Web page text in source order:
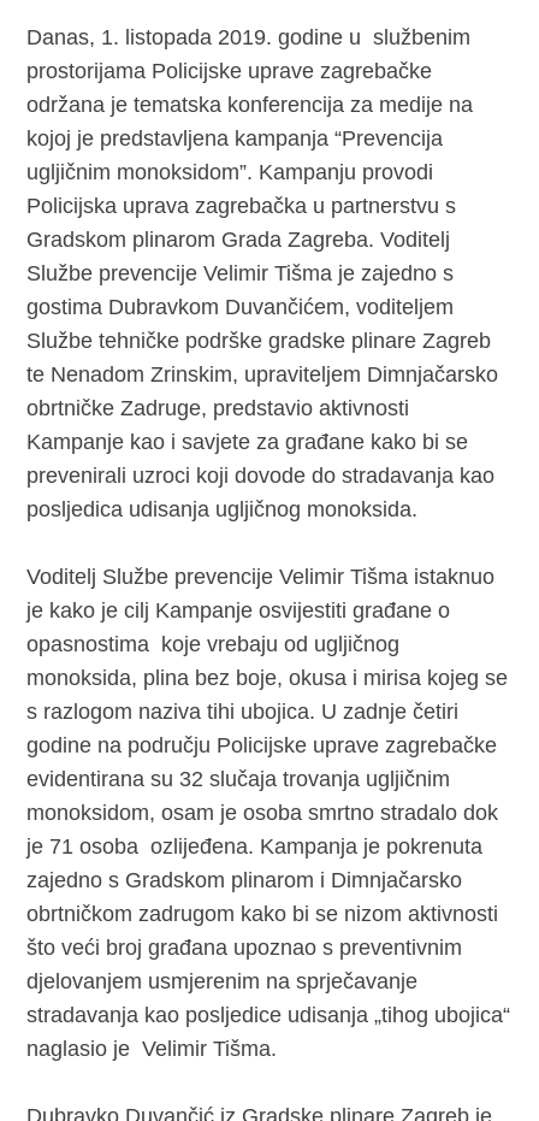
Danas, 1. listopada 2019. godine u službenim
prostorijama Policijske uprave zagrebačke
održana je tematska konferencija za medije na
kojoj je predstavljena kampanja “Prevencija
ugljičnim monoksidom”. Kampanju provodi
Policijska uprava zagrebačka u partnerstvu s
Gradskom plinarom Grada Zagreba. Voditelj
Službe prevencije Velimir Tišma je zajedno s
gostima Dubravkom Duvančićem, voditeljem
Službe tehničke podrške gradske plinare Zagreb
te Nenadom Zrinskim, upraviteljem Dimnjačarsko
obrtničke Zadruge, predstavio aktivnosti
Kampanje kao i savjete za građane kako bi se
prevenirali uzroci koji dovode do stradavanja kao
posljedica udisanja ugljičnog monoksida.
Voditelj Službe prevencije Velimir Tišma istaknuo
je kako je cilj Kampanje osvijestiti građane o
opasnostima koje vrebaju od ugljičnog
monoksida, plina bez boje, okusa i mirisa kojeg se
s razlogom naziva tihi ubojica. U zadnje četiri
godine na području Policijske uprave zagrebačke
evidentirana su 32 slučaja trovanja ugljičnim
monoksidom, osam je osoba smrtno stradalo dok
je 71 osoba ozlijeđena. Kampanja je pokrenuta
zajedno s Gradskom plinarom i Dimnjačarsko
obrtničkom zadrugom kako bi se nizom aktivnosti
što veći broj građana upoznao s preventivnim
djelovanjem usmjerenim na sprječavanje
stradavanja kao posljedice udisanja „tihog ubojica“
naglasio je Velimir Tišma.